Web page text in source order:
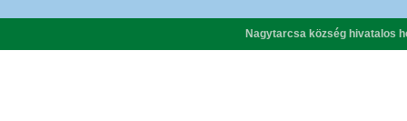
Nagytarcsa község hivatalos